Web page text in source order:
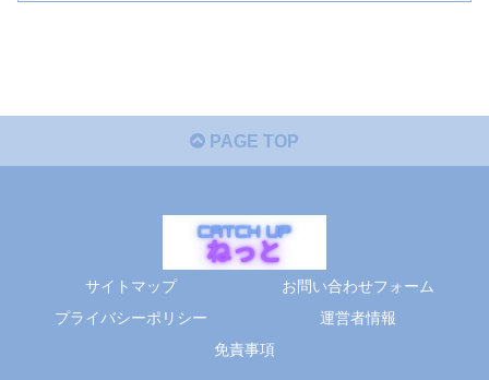
PAGE TOP
サイトマップ
お問い合わせフォーム
プライバシーポリシー
運営者情報
免責事項